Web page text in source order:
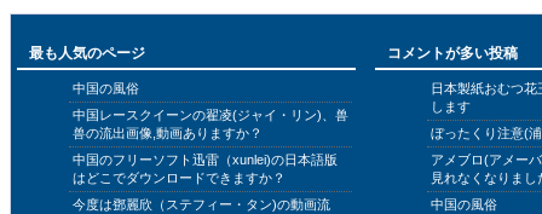
最も人気のページ
中国の風俗
中国レースクイーンの翟凌(ジャイ・リン)、兽
兽の流出画像,動画ありますか？
中国のフリーソフト迅雷（xunlei)の日本語版
はどこでダウンロードできますか？
今度は鄧麗欣（ステフィー・タン)の動画流
コメントが多い投稿
日本製紙おむつ
します
ぼったくり注意(
アメブロ(アメー
見れなくなりまし
中国の風俗